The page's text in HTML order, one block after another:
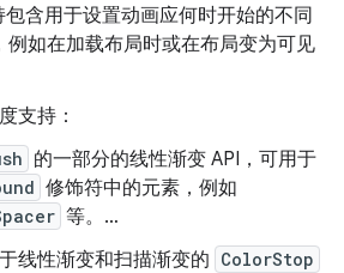
含用于设置动画应何时开始的不同
例如在加载布局时或在布局变为可见
支持：
的一部分的线性渐变 API，可用于
修饰符中的元素，例如
等。…
线性渐变和扫描渐变的 ColorStop